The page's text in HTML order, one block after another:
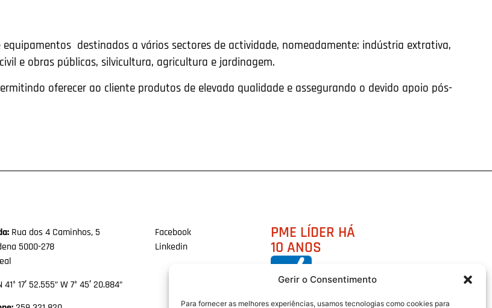
Gerir o Consentimento
Para fornecer as melhores experiências, usamos tecnologias como cookies para
destinados a vários sectores de actividade, nomeadamente: indústria extrativa,
e obras públicas, silvicultura, agricultura e jardinagem.
oferecer ao cliente produtos de elevada qualidade e assegurando o devido apoio pós-
Rua dos 4 Caminhos, 5
5000-278
41° 17′ 52.555” W 7° 45′ 20.884”
Facebook
Linkedin
PME LÍDER HÁ
10 ANOS